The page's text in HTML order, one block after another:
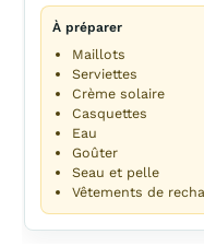
À préparer
Maillots
Serviettes
Crème solaire
Casquettes
Eau
Goûter
Seau et pelle
Vêtements de